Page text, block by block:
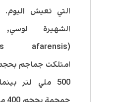
التي تعيش اليوم.
الشهيرة
500 ملي لتر